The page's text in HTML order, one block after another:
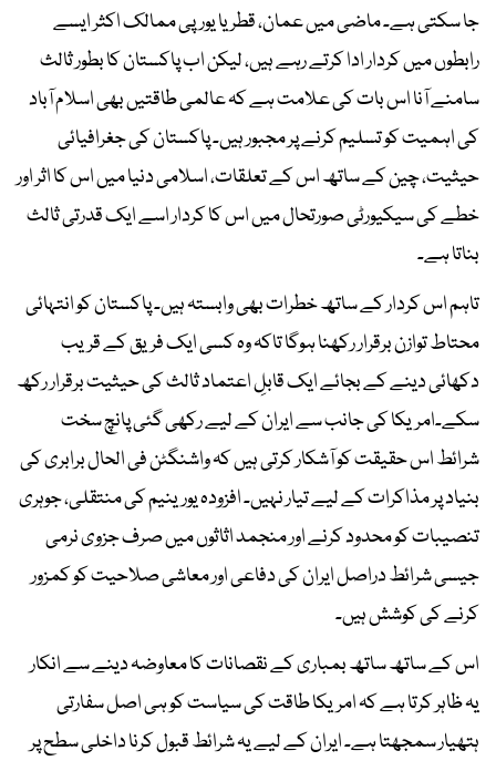
جا سکتی ہے۔ ماضی میں عمان، قطر یا یورپی ممالک اکثر ایسے
رابطوں میں کردار ادا کرتے رہے ہیں، لیکن اب پاکستان کا بطور ثالث
سامنے آنا اس بات کی علامت ہے کہ عالمی طاقتیں بھی اسلام آباد
کی اہمیت کو تسلیم کرنے پر مجبور ہیں۔ پاکستان کی جغرافیائی
حیثیت، چین کے ساتھ اس کے تعلقات، اسلامی دنیا میں اس کا اثر اور
خطے کی سیکیورٹی صورتحال میں اس کا کردار اسے ایک قدرتی ثالث
بناتا ہے۔
تاہم اس کردار کے ساتھ خطرات بھی وابستہ ہیں۔ پاکستان کو انتہائی
محتاط توازن برقرار رکھنا ہوگا تاکہ وہ کسی ایک فریق کے قریب
دکھائی دینے کے بجائے ایک قابلِ اعتماد ثالث کی حیثیت برقرار رکھ
سکے۔امریکا کی جانب سے ایران کے لیے رکھی گئی پانچ سخت
شرائط اس حقیقت کو آشکار کرتی ہیں کہ واشنگٹن فی الحال برابری کی
بنیاد پر مذاکرات کے لیے تیار نہیں۔ افزودہ یورینیم کی منتقلی، جوہری
تنصیبات کو محدود کرنے اور منجمد اثاثوں میں صرف جزوی نرمی
جیسی شرائط دراصل ایران کی دفاعی اور معاشی صلاحیت کو کمزور
کرنے کی کوشش ہیں۔
اس کے ساتھ ساتھ بمباری کے نقصانات کا معاوضہ دینے سے انکار
یہ ظاہر کرتا ہے کہ امریکا طاقت کی سیاست کو ہی اصل سفارتی
ہتھیار سمجھتا ہے۔ ایران کے لیے یہ شرائط قبول کرنا داخلی سطح پر